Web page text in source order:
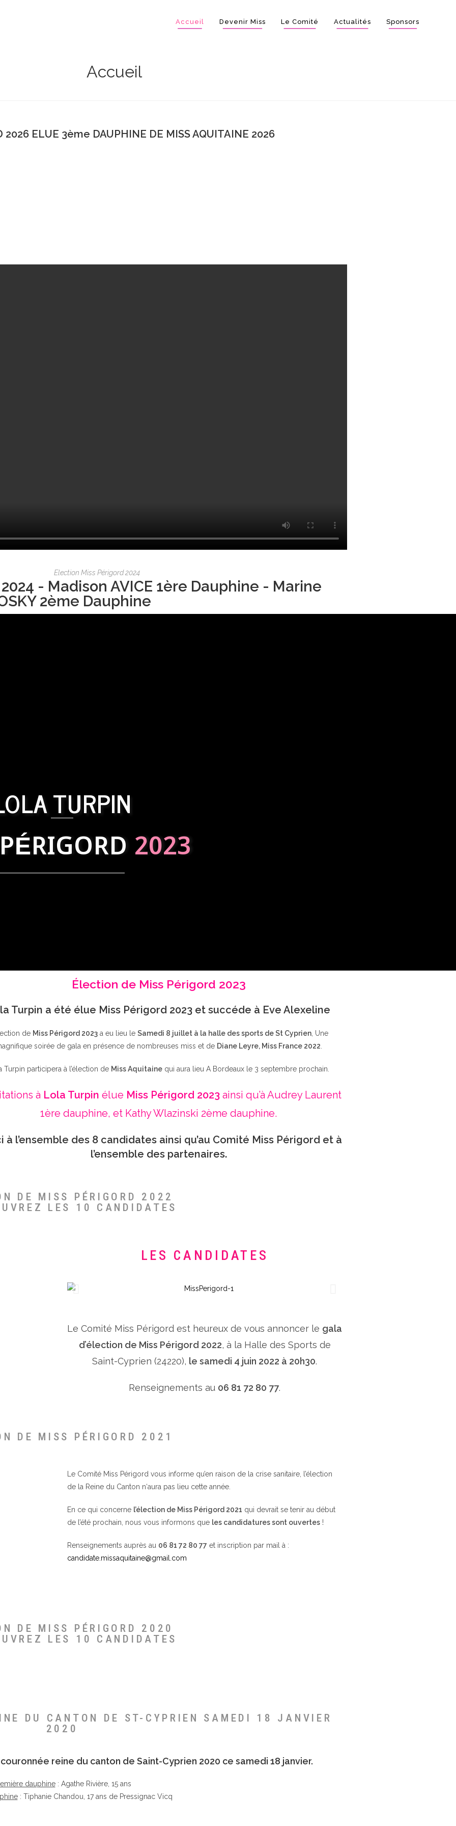
Accueil Devenir Miss Le Comité Actualités Sponsors
Accueil
2026 ELUE 3ème DAUPHINE DE MISS AQUITAINE 2026
Election Miss Périgord 2024
- Madison AVICE 1ère Dauphine - Marine
2ème Dauphine
TURPIN
2023
Élection de Miss Périgord 2023
Turpin a été élue Miss Périgord 2023 et succéde à Eve Alexeline
de Miss Périgord 2023a eu lieu le Samedi 8 juillet à la halle des sports de St Cyprien, Une
soirée de gala en présence de nombreuses miss et de Diane Leyre, Miss France 2022
Turpin participera à l’élection de Miss Aquitaine qui aura lieu A Bordeaux le 3 septembre prochain.
à Lola Turpin élue Miss Périgord 2023ainsi qu’à Audrey Laurent
1ère dauphine, et Kathy Wlazinski 2ème dauphine.
à l’ensemble des 8 candidates ainsi qu’au Comité Miss Périgord et à
l’ensemble des partenaires.
DE MISS PÉRIGORD 2022
LES 10 CANDIDATES
LES CANDIDATES
Le Comité Miss Périgord est heureux de vous annoncer le gala
d’élection de Miss Périgord 2022, à la Halle des Sports de
Saint-Cyprien (24220), le samedi 4 juin 2022 à 20h30.
Renseignements au 06 81 72 80 77.
DE MISS PÉRIGORD 2021
Le Comité Miss Périgord vous informe qu’en raison de la crise sanitaire, l’élection
de la Reine du Canton n‘aura pas lieu cette année.
En ce qui concerne l’élection de Miss Périgord 2021 qui devrait se tenir au début
de l’été prochain, nous vous informons que les candidatures sont ouvertes !
Renseignements auprès au 06 81 72 80 77 et inscription par mail à :
candidate.missaquitaine@gmail.com
DE MISS PÉRIGORD 2020
LES 10 CANDIDATES
DU CANTON DE ST-CYPRIEN SAMEDI 18 JANVIER
2020
couronnée reine du canton de Saint-Cyprien 2020 ce samedi 18 janvier.
dauphine: Agathe Rivière, 15 ans
: Tiphanie Chandou, 17 ans de Pressignac Vicq